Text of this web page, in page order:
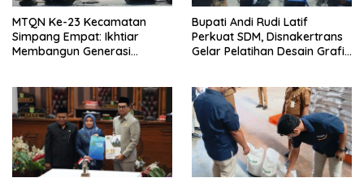
MTQN Ke-23 Kecamatan
Simpang Empat: Ikhtiar
Membangun Generasi
Bupati Andi Rudi Latif
Perkuat SDM, Disnakertrans
Gelar Pelatihan Desain Grafis